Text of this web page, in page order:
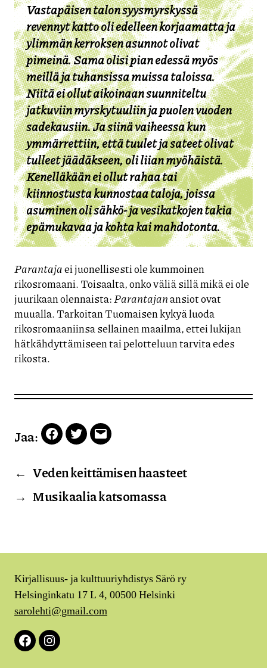
Vastapäisen talon syysmyrskyssä
revennyt katto oli edelleen korjaamatta ja
ylimmän kerroksen asunnot olivat
pimeinä. Sama olisi pian edessä myös
meillä ja tuhansissa muissa taloissa.
Niitä ei ollut aikoinaan suunniteltu
jatkuviin myrskytuuliin ja puolen vuoden
sadekausiin. Ja siinä vaiheessa kun
ymmärrettiin, että tuulet ja sateet olivat
tulleet jäädäkseen, oli liian myöhäistä.
Kenelläkään ei ollut rahaa tai
kiinnostusta kunnostaa taloja, joissa
asuminen oli sähkö- ja vesikatkojen takia
epämukavaa ja kohta kai mahdotonta.
Parantajaei juonellisesti ole kummoinen
rikosromaani. Toisaalta, onko väliä sillä mikä ei ole
juurikaan olennaista:Parantajanansiot ovat
muualla. Tarkoitan Tuomaisen kykyä luoda
rikosromaaniinsa sellainen maailma, ettei lukijan
hätkähdyttämiseen tai pelotteluun tarvita edes
rikosta.
Jaa: Facebook
TwitterEmail
← Veden keittämisen haasteet
→ Musikaalia katsomassa
Kirjallisuus- ja kulttuuriyhdistys Särö ry
Helsinginkatu 17 L 4, 00500 Helsinki
sarolehti@gmail.com
FacebookInstagram